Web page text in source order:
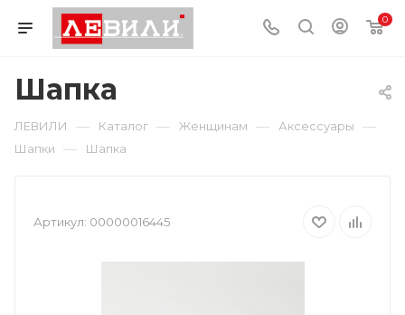
0
Шапка
ЛЕВИЛИ — Каталог — Женщинам — Аксессуары —
Шапки — Шапка
Артикул: 00000016445